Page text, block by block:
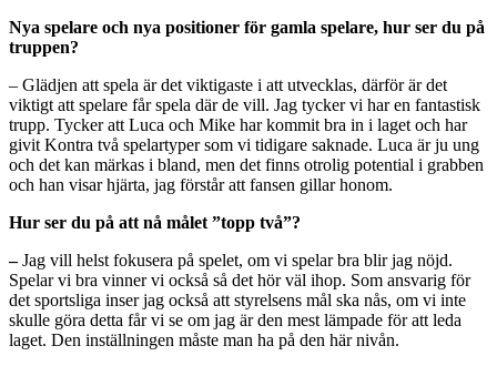
Nya spelare och nya positioner för gamla spelare, hur ser du på
truppen?
– Glädjen att spela är det viktigaste i att utvecklas, därför är det
viktigt att spelare får spela där de vill. Jag tycker vi har en fantastisk
trupp. Tycker att Luca och Mike har kommit bra in i laget och har
givit Kontra två spelartyper som vi tidigare saknade. Luca är ju ung
och det kan märkas i bland, men det finns otrolig potential i grabben
och han visar hjärta, jag förstår att fansen gillar honom.
Hur ser du på att nå målet ”topp två”?
–Jag vill helst fokusera på spelet, om vi spelar bra blir jag nöjd.
Spelar vi bra vinner vi också så det hör väl ihop. Som ansvarig för
det sportsliga inser jag också att styrelsens mål ska nås, om vi inte
skulle göra detta får vi se om jag är den mest lämpade för att leda
laget. Den inställningen måste man ha på den här nivån.